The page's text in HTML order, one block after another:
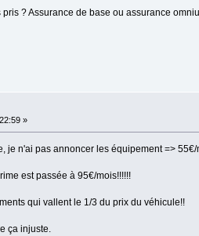
? Assurance de base ou assurance
»
je n'ai pas annoncer les équipement =>
est passée à 95€/mois!!!!!!
qui vallent le 1/3 du prix du véhicule!!
ça injuste.